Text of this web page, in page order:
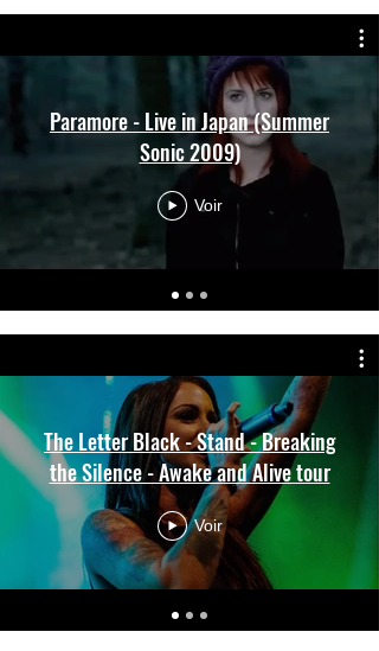
Paramore - Live in Japan (Summer
Sonic 2009)
Voir
The Letter Black - Stand - Breaking
the Silence - Awake and Alive tour
Voir